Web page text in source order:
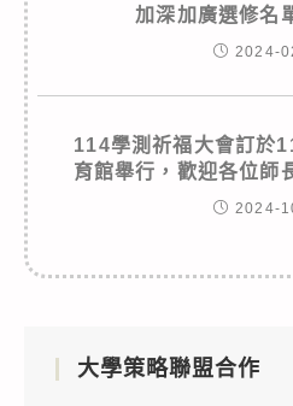
加深加廣選修名
2024-
114學測祈福大會訂於
育館舉行，歡迎各位師
2024-
大學策略聯盟合作